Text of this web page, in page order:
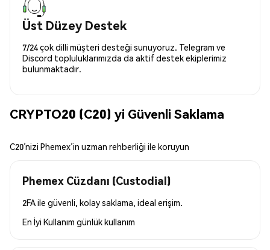
Üst Düzey Destek
7/24 çok dilli müşteri desteği sunuyoruz. Telegram ve
Discord topluluklarımızda da aktif destek ekiplerimiz
bulunmaktadır.
CRYPTO20 (C20) yi Güvenli Saklama
C20’nizi Phemex’in uzman rehberliği ile koruyun
Phemex Cüzdanı (Custodial)
2FA ile güvenli, kolay saklama, ideal erişim.
En İyi Kullanım günlük kullanım